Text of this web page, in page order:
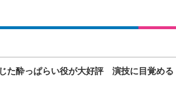
た酔っぱらい役が大好評 演技に目覚める